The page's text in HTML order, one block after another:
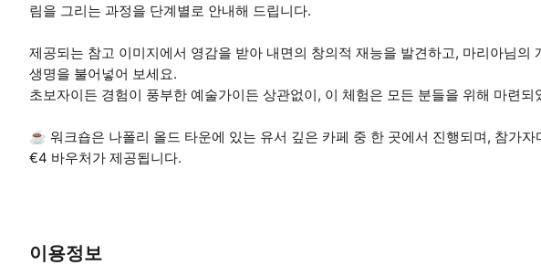
림을 그리는 과정을 단계별로 안내해 드립니다.
제공되는 참고 이미지에서 영감을 받아 내면의 창의적 재능을 발견하고, 마리아님의
생명을 불어넣어 보세요.
초보자이든 경험이 풍부한 예술가이든 상관없이, 이 체험은 모든 분들을 위해 마련되
☕ 워크숍은 나폴리 올드 타운에 있는 유서 깊은 카페 중 한 곳에서 진행되며, 참가
€4 바우처가 제공됩니다.
이용정보